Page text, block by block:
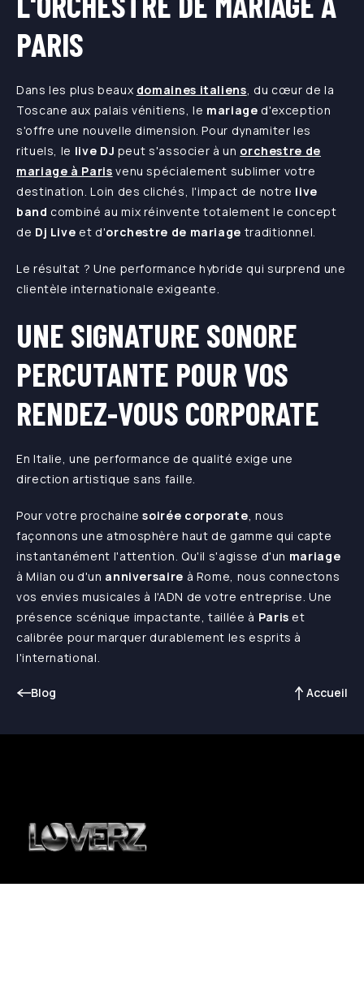
PARIS
Dans les plus beaux domaines italiens, du cœur de la
Toscane aux palais vénitiens, le mariage d'exception
s'offre une nouvelle dimension. Pour dynamiter les
rituels, le live DJ peut s'associer à un orchestre de
mariage à Paris venu spécialement sublimer votre
destination. Loin des clichés, l'impact de notre live
band combiné au mix réinvente totalement le concept
de Dj Live et d'orchestre de mariage traditionnel.
Le résultat ? Une performance hybride qui surprend une
clientèle internationale exigeante.
UNE SIGNATURE SONORE
PERCUTANTE POUR VOS
RENDEZ-VOUS CORPORATE
En Italie, une performance de qualité exige une
direction artistique sans faille.
Pour votre prochainesoirée corporate, nous
façonnons une atmosphère haut de gamme qui capte
instantanément l'attention. Qu'il s'agisse d'un mariage
à Milan ou d'un anniversaire à Rome, nous connectons
vos envies musicales à l'ADN de votre entreprise. Une
présence scénique impactante, taillée à Paris et
calibrée pour marquer durablement les esprits à
l'international.
Blog Accueil